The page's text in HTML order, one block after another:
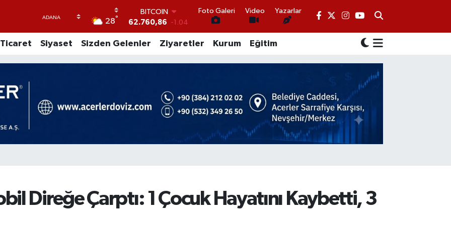
28°
BITCOIN
62.760,86 -1.04
DOLAR
47,5452 0.05
54,8242 0.01
GRAM ALTIN
6215.59 0.65
BİST100
Foto Galeri Video Yazarlar
Ticaret Siyaset Sizden Gelenler Ziyaretler Kurum Eğitim
Direğe Çarptı: 1 Çocuk Hayatını Kaybetti, 3